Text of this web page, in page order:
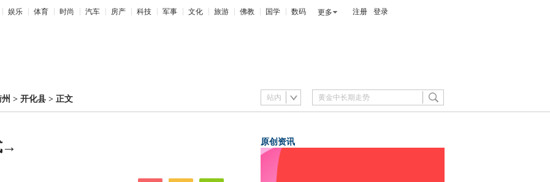
娱乐 体育 时尚 汽车 房产 科技 军事 文化 旅游 佛教 国学 数码 更多 注册 登录
> 开化县 > 正文 站内
→ 原创资讯